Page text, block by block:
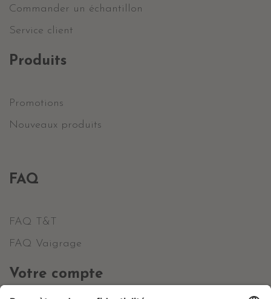
Commander un échantillon
Service client
Produits
Promotions
Nouveaux produits
FAQ
FAQ T&T
FAQ Vaigrage
Votre compte